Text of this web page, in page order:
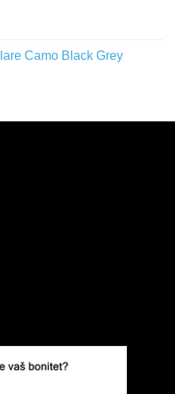
Camo Black Grey